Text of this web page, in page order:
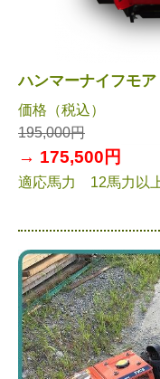
ハンマーナイフモ
価格（税込）
195,000円
→ 175,500円
適応馬力 12馬力以